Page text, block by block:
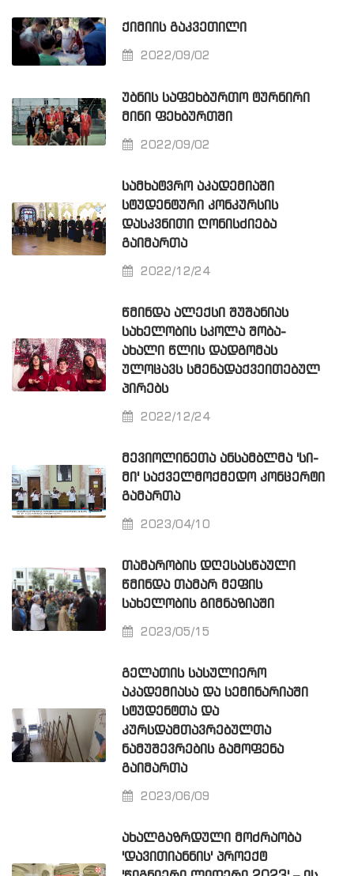
ᲥᲘᲛᲘᲘᲡ ᲒᲐᲙᲕᲔᲗᲘᲚᲘ
2022/09/02
ᲣᲑᲜᲘᲡ ᲡᲐᲤᲔᲮᲑᲣᲠᲗᲝ ᲢᲣᲠᲜᲘᲠᲘ
ᲛᲘᲜᲘ ᲤᲔᲮᲑᲣᲠᲗᲨᲘ
2022/09/02
ᲡᲐᲛᲮᲐᲢᲕᲠᲝ ᲐᲙᲐᲓᲔᲛᲘᲐᲨᲘ
ᲡᲢᲣᲓᲔᲜᲢᲣᲠᲘ ᲙᲝᲜᲙᲣᲠᲡᲘᲡ
ᲓᲐᲡᲙᲕᲜᲘᲗᲘ ᲦᲝᲜᲘᲡᲫᲘᲔᲑᲐ
ᲒᲐᲘᲛᲐᲠᲗᲐ
2022/12/24
ᲬᲛᲘᲜᲓᲐ ᲐᲚᲔᲥᲡᲘ ᲨᲣᲨᲐᲜᲘᲐᲡ
ᲡᲐᲮᲔᲚᲝᲑᲘᲡ ᲡᲙᲝᲚᲐ ᲨᲝᲑᲐ-
ᲐᲮᲐᲚᲘ ᲬᲚᲘᲡ ᲓᲐᲓᲒᲝᲛᲐᲡ
ᲣᲚᲝᲪᲐᲕᲡ ᲡᲛᲔᲜᲐᲓᲐᲥᲕᲔᲘᲗᲔᲑᲣᲚ
ᲞᲘᲠᲔᲑᲡ
2022/12/24
ᲛᲔᲕᲘᲝᲚᲘᲜᲔᲗᲐ ᲐᲜᲡᲐᲛᲑᲚᲛᲐ 'ᲡᲘ-
ᲛᲘ' ᲡᲐᲥᲕᲔᲚᲛᲝᲥᲛᲔᲓᲝ ᲙᲝᲜᲪᲔᲠᲢᲘ
ᲒᲐᲛᲐᲠᲗᲐ
2023/04/10
ᲗᲐᲛᲐᲠᲝᲑᲘᲡ ᲓᲦᲔᲡᲐᲡᲬᲐᲣᲚᲘ
ᲬᲛᲘᲜᲓᲐ ᲗᲐᲛᲐᲠ ᲛᲔᲤᲘᲡ
ᲡᲐᲮᲔᲚᲝᲑᲘᲡ ᲒᲘᲛᲜᲐᲖᲘᲐᲨᲘ
2023/05/15
ᲒᲔᲚᲐᲗᲘᲡ ᲡᲐᲡᲣᲚᲘᲔᲠᲝ
ᲐᲙᲐᲓᲔᲛᲘᲐᲡᲐ ᲓᲐ ᲡᲔᲛᲘᲜᲐᲠᲘᲐᲨᲘ
ᲡᲢᲣᲓᲔᲜᲢᲗᲐ ᲓᲐ
ᲙᲣᲠᲡᲓᲐᲛᲗᲐᲕᲠᲔᲑᲣᲚᲗᲐ
ᲜᲐᲛᲣᲨᲔᲕᲠᲔᲑᲘᲡ ᲒᲐᲛᲝᲤᲔᲜᲐ
ᲒᲐᲘᲛᲐᲠᲗᲐ
2023/06/09
ᲐᲮᲐᲚᲒᲐᲖᲠᲓᲣᲚᲘ ᲛᲝᲫᲠᲐᲝᲑᲐ
'ᲓᲐᲕᲘᲗᲘᲐᲜᲜᲘᲡ' ᲞᲠᲝᲔᲥᲢ